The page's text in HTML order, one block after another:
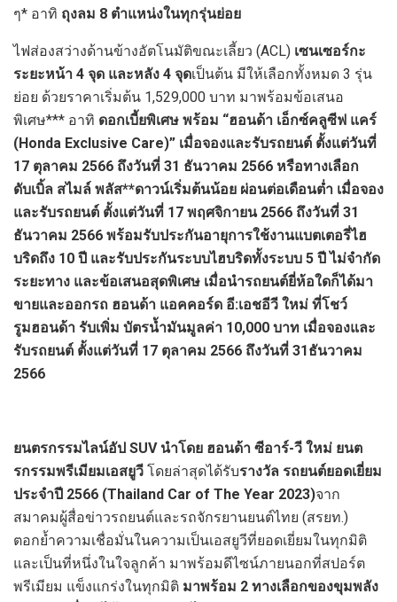
ๆ* อาทิ ถุงลม 8 ตำแหน่งในทุกรุ่นย่อย
ไฟส่องสว่างด้านข้างอัตโนมัติขณะเลี้ยว (ACL) เซนเซอร์กะ
ระยะหน้า 4 จุด และหลัง 4 จุดเป็นต้น มีให้เลือกทั้งหมด 3 รุ่น
ย่อย ด้วยราคาเริ่มต้น 1,529,000 บาท มาพร้อมข้อเสนอ
พิเศษ*** อาทิ ดอกเบี้ยพิเศษ พร้อม “ฮอนด้า เอ็กซ์คลูซีฟ แคร์
(Honda Exclusive Care)” เมื่อจองและรับรถยนต์ ตั้งแต่วันที่
17 ตุลาคม 2566 ถึงวันที่ 31 ธันวาคม 2566 หรือทางเลือก
ดับเบิ้ล สไมล์ พลัส**ดาวน์เริ่มต้นน้อย ผ่อนต่อเดือนต่ำ เมื่อจอง
และรับรถยนต์ ตั้งแต่วันที่ 17 พฤศจิกายน 2566 ถึงวันที่ 31
ธันวาคม 2566 พร้อมรับประกันอายุการใช้งานแบตเตอรี่ไฮ
บริดถึง 10 ปี และรับประกันระบบไฮบริดทั้งระบบ 5 ปี ไม่จำกัด
ระยะทาง และข้อเสนอสุดพิเศษ เมื่อนำรถยนต์ยี่ห้อใดก็ได้มา
ขายและออกรถ ฮอนด้า แอคคอร์ด อี:เอชอีวี ใหม่ ที่โชว์
รูมฮอนด้า รับเพิ่ม บัตรน้ำมันมูลค่า 10,000 บาท เมื่อจองและ
รับรถยนต์ ตั้งแต่วันที่ 17 ตุลาคม 2566 ถึงวันที่ 31ธันวาคม
2566
ยนตรกรรมไลน์อัป SUV นำโดย ฮอนด้า ซีอาร์-วี ใหม่ ยนต
รกรรมพรีเมียมเอสยูวี โดยล่าสุดได้รับรางวัล รถยนต์ยอดเยี่ยม
ประจำปี 2566 (Thailand Car of The Year 2023)จาก
สมาคมผู้สื่อข่าวรถยนต์และรถจักรยานยนต์ไทย (สรยท.)
ตอกย้ำความเชื่อมั่นในความเป็นเอสยูวีที่ยอดเยี่ยมในทุกมิติ
และเป็นที่หนึ่งในใจลูกค้า มาพร้อมดีไซน์ภายนอกที่สปอร์ต
พรีเมียม แข็งแกร่งในทุกมิติ มาพร้อม 2 ทางเลือกของขุมพลัง